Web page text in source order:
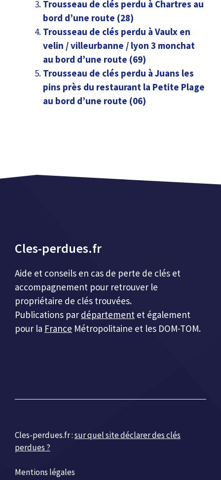
Trousseau de clés perdu à Chartres au
bord d’une route (28)
Trousseau de clés perdu à Vaulx en
velin / villeurbanne / lyon 3 monchat
au bord d’une route (69)
Trousseau de clés perdu à Juans les
pins près du restaurant la Petite Plage
au bord d’une route (06)
Cles-perdues.fr
Aide et conseils en cas de perte de clés et
accompagnement pour retrouver le
propriétaire de clés trouvées.
Publications par département et également
pour la France Métropolitaine et les DOM-TOM.
Cles-perdues.fr :sur quel site déclarer des clés
perdues ?
Mentions légales